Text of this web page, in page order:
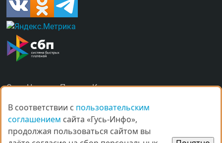
О насНаградыПравилаКонтакты
В соответствии с пользовательским
соглашением сайта «Гусь-Инфо»,
продолжая пользоваться сайтом вы
В соответствии с пользовательским
соглашением сайта «Гусь-Инфо»,
продолжая пользоваться сайтом вы